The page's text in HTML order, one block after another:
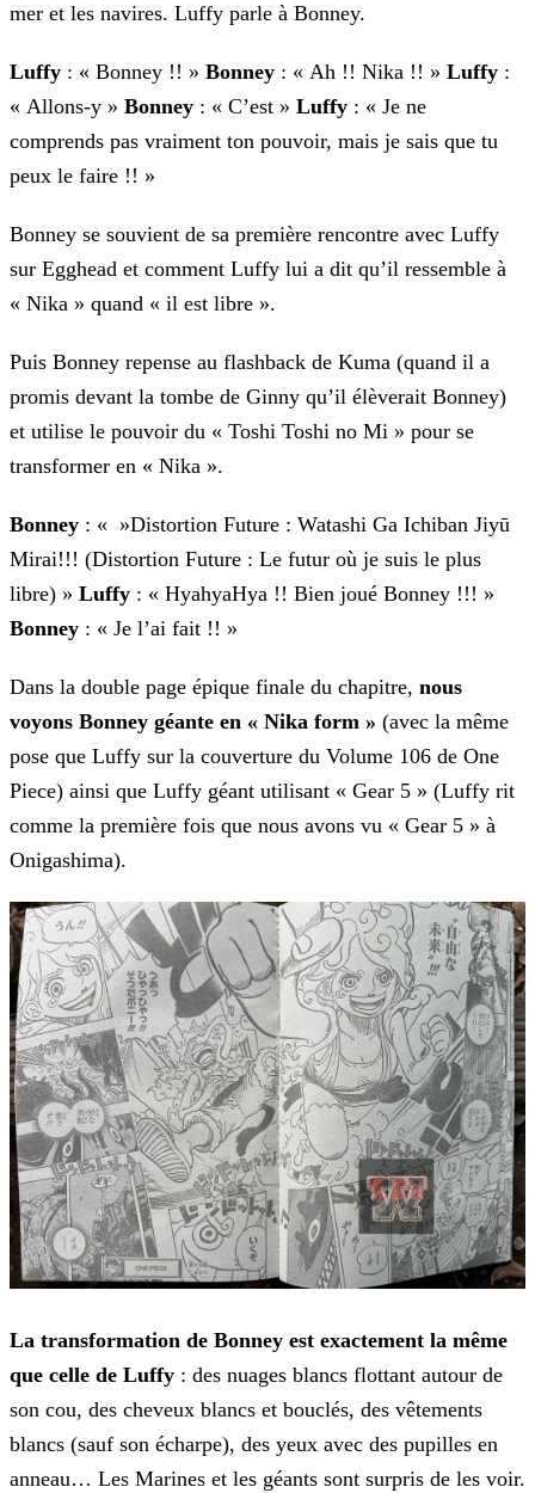
mer et les navires. Luffy parle à Bonney.
Luffy : « Bonney !! » Bonney : « Ah !! Nika !! » Luffy :
« Allons-y » Bonney : « C’est » Luffy : « Je ne
comprends pas vraiment ton pouvoir, mais je sais que tu
peux le faire !! »
Bonney se souvient de sa première rencontre avec Luffy
sur Egghead et comment Luffy lui a dit qu’il ressemble à
« Nika » quand « il est libre ».
Puis Bonney repense au flashback de Kuma (quand il a
promis devant la tombe de Ginny qu’il élèverait Bonney)
et utilise le pouvoir du « Toshi Toshi no Mi » pour se
transformer en « Nika ».
Bonney : « »Distortion Future : Watashi Ga Ichiban Jiyū
Mirai!!! (Distortion Future : Le futur où je suis le plus
libre) » Luffy : « HyahyaHya !! Bien joué Bonney !!! »
Bonney : « Je l’ai fait !! »
Dans la double page épique finale du chapitre, nous
voyons Bonney géante en « Nika form » (avec la même
pose que Luffy sur la couverture du Volume 106 de One
Piece) ainsi que Luffy géant utilisant « Gear 5 » (Luffy rit
comme la première fois que nous avons vu « Gear 5 » à
Onigashima).
La transformation de Bonney est exactement la même
que celle de Luffy : des nuages blancs flottant autour de
son cou, des cheveux blancs et bouclés, des vêtements
blancs (sauf son écharpe), des yeux avec des pupilles en
anneau… Les Marines et les géants sont surpris de les voir.